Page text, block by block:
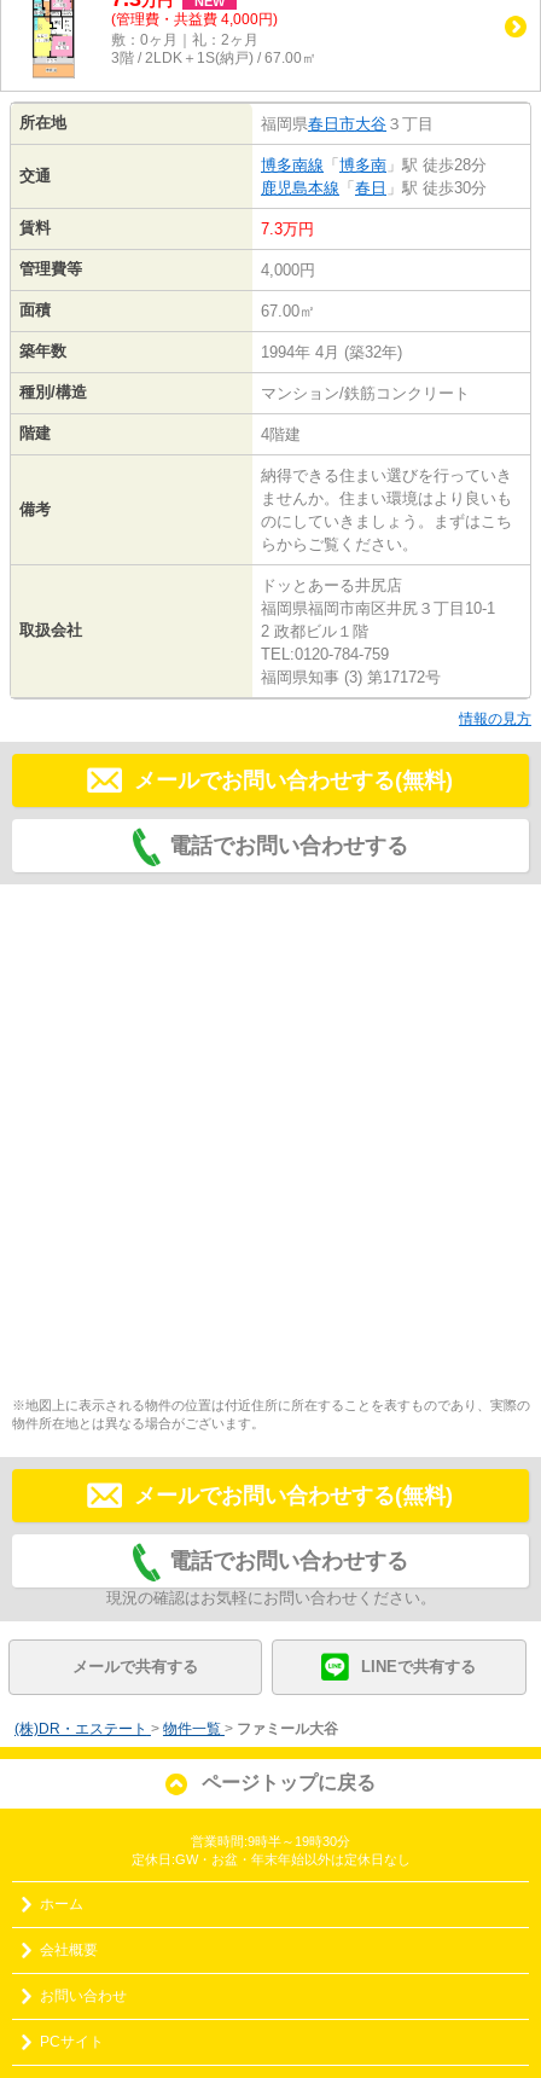
(管理費・共益費 4,000円)
敷：0ヶ月｜礼：2ヶ月
3階 / 2LDK＋1S(納戸) / 67.00㎡
所在地 福岡県春日市大谷 ３丁目
交通
博多南線 「 博多南 」駅 徒歩28分
鹿児島本線 「 春日 」駅 徒歩30分
賃料 7.3万円
管理費等 4,000円
面積 67.00㎡
築年数 1994年 4月 (築32年)
種別/構造 マンション/鉄筋コンクリート
階建 4階建
備考
納得できる住まい選びを行っていき
ませんか。住まい環境はより良いも
のにしていきましょう。まずはこち
らからご覧ください。
取扱会社
ドッとあーる井尻店
福岡県福岡市南区井尻３丁目10-1
2 政都ビル１階
TEL:0120-784-759
福岡県知事 (3) 第17172号
情報の見方
メールでお問い合わせする(無料)
電話でお問い合わせする
※地図上に表示される物件の位置は付近住所に所在することを表すものであり、実際の
物件所在地とは異なる場合がございます。
メールでお問い合わせする(無料)
電話でお問い合わせする
現況の確認はお気軽にお問い合わせください。
メールで共有する LINEで共有する
(株)DR・エステート > 物件一覧 > ファミール大谷
ページトップに戻る
営業時間:9時半～19時30分
定休日:GW・お盆・年末年始以外は定休日なし
ホーム
会社概要
お問い合わせ
PCサイト